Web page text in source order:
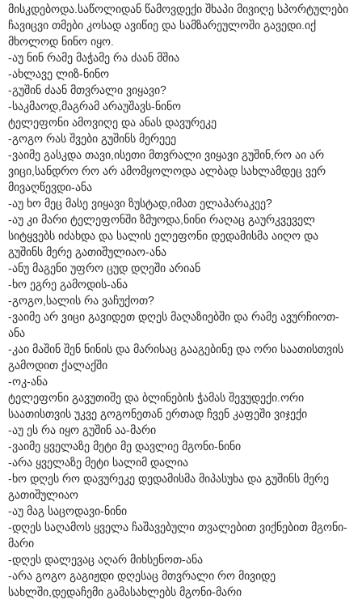
მისკდებოდა.საწოლიდან წამოვდექი შხაპი მივიღე სპორტულები
ჩავიცვი თმები კოსად ავიწიე და სამზარეულოში გავედი.იქ
მხოლოდ ნინო იყო.
-აუ ნინ რამე მაჭამე რა ძაან მშია
-ახლავე ლიზ-ნინო
-გუშინ ძაან მთვრალი ვიყავი?
-საკმაოდ,მაგრამ არაუშავს-ნინო
ტელეფონი ამოვიღე და ანას დავურეკე
-გოგო რას შვები გუშინს მერეეე
-ვაიმე გასკდა თავი,ისეთი მთვრალი ვიყავი გუშინ,რო აი არ
ვიცი,სანდრო რო არ ამომყოლოდა ალბად სახლამდეც ვერ
მივაღწევდი-ანა
-აუ ხო მეც მასე ვიყავი ზუსტად,იმათ ელაპარაკეე?
-აუ კი მარი ტელეფონში ზმუოდა,ნინი რაღაც გაურკვეველ
სიტყვებს იძახდა და სალის ელეფონი დედამისმა აიღო და
გუშინს მერე გათიშულიაო-ანა
-ანუ მაგენი უფრო ცუდ დღეში არიან
-ხო ეგრე გამოდის-ანა
-გოგო,სალის რა ვაჩუქოთ?
-ვაიმე არ ვიცი გავიდეთ დღეს მაღაზიებში და რამე ავურჩიოთ-
ანა
-კაი მაშინ შენ ნინის და მარისაც გააგებინე და ორი საათისთვის
გამოდით ქალაქში
-ოკ-ანა
ტელეფონი გავუთიშე და ბლინების ჭამას შევუდექი.ორი
საათისთვის უკვე გოგონეთან ერთად ჩვენ კაფეში ვიჯექი
-აუ ეს რა იყო გუშინ აა-მარი
-ვაიმე ყველაზე მეტი მე დავლიე მგონი-ნინი
-არა ყველაზე მეტი სალიმ დალია
-ხო დღეს რო დავურეკე დედამისმა მიპასუხა და გუშინს მერე
გათიშულიაო
-აუ მაგ საცოდავი-ნინი
-დღეს საღამოს ყველა ჩაშავებული თვალებით ვიქნებით მგონი-
მარი
-დღეს დალევაც აღარ მიხსენოთ-ანა
-არა გოგო გაგიჟდი დღესაც მთვრალი რო მივიდე
სახლში,დედაჩემი გამასახლებს მგონი-მარი